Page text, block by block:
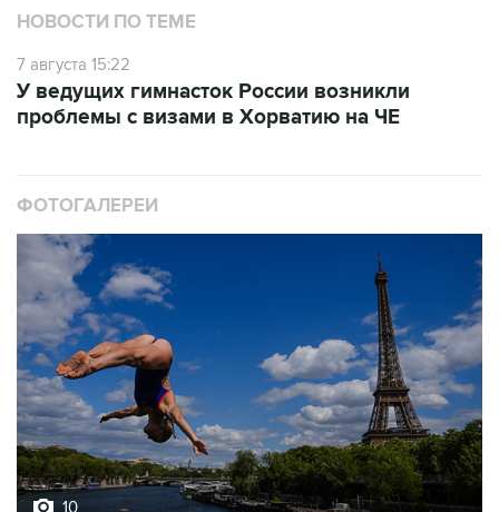
НОВОСТИ ПО ТЕМЕ
7 августа 15:22
У ведущих гимнасток России возникли
проблемы с визами в Хорватию на ЧЕ
ФОТОГАЛЕРЕИ
10